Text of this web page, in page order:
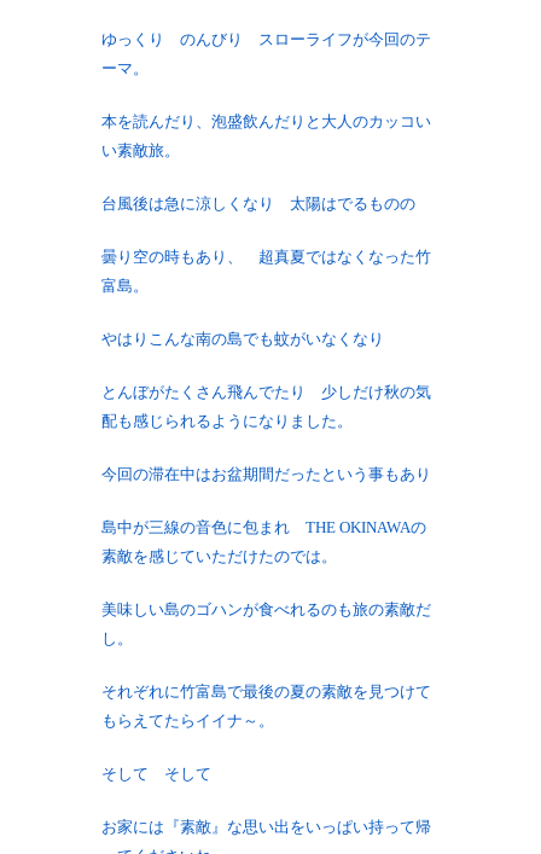
ゆっくり のんびり スローライフが今回のテ
ーマ。
本を読んだり、泡盛飲んだりと大人のカッコい
い素敵旅。
台風後は急に涼しくなり 太陽はでるものの
曇り空の時もあり、 超真夏ではなくなった竹
富島。
やはりこんな南の島でも蚊がいなくなり
とんぼがたくさん飛んでたり 少しだけ秋の気
配も感じられるようになりました。
今回の滞在中はお盆期間だったという事もあり
島中が三線の音色に包まれ THE OKINAWAの
素敵を感じていただけたのでは。
美味しい島のゴハンが食べれるのも旅の素敵だ
し。
それぞれに竹富島で最後の夏の素敵を見つけて
もらえてたらイイナ～。
そして そして
お家には『素敵』な思い出をいっぱい持って帰